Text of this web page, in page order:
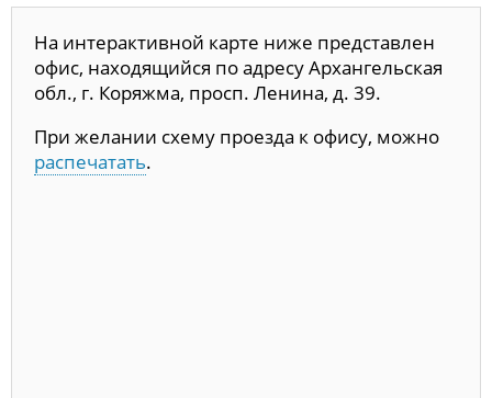
На интерактивной карте ниже представлен
офис, находящийся по адресу Архангельская
обл., г. Коряжма, просп. Ленина, д. 39.
При желании схему проезда к офису, можно
распечатать.